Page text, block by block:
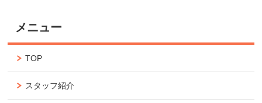
メニュー
TOP
スタッフ紹介